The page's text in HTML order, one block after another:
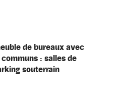
de bureaux avec
: salles de
souterrain